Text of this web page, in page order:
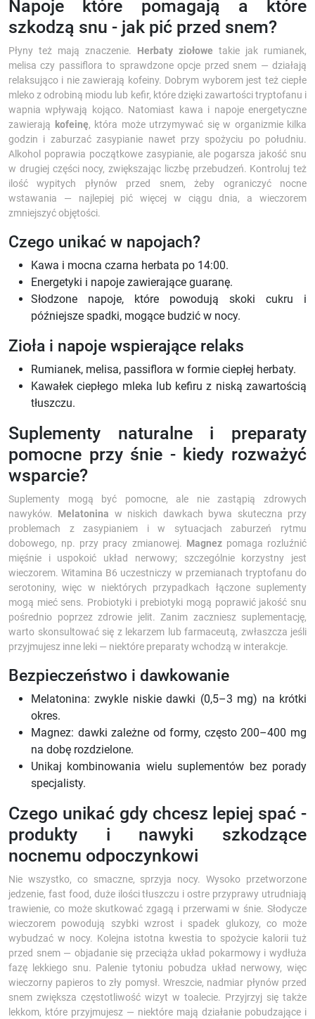
Napoje które pomagają a które
szkodzą snu - jak pić przed snem?
Płyny też mają znaczenie. Herbaty ziołowe takie jak rumianek,
melisa czy passiflora to sprawdzone opcje przed snem — działają
relaksująco i nie zawierają kofeiny. Dobrym wyborem jest też ciepłe
mleko z odrobiną miodu lub kefir, które dzięki zawartości tryptofanu i
wapnia wpływają kojąco. Natomiast kawa i napoje energetyczne
zawierają kofeinę, która może utrzymywać się w organizmie kilka
godzin i zaburzać zasypianie nawet przy spożyciu po południu.
Alkohol poprawia początkowe zasypianie, ale pogarsza jakość snu
w drugiej części nocy, zwiększając liczbę przebudzeń. Kontroluj też
ilość wypitych płynów przed snem, żeby ograniczyć nocne
wstawania — najlepiej pić więcej w ciągu dnia, a wieczorem
zmniejszyć objętości.
Czego unikać w napojach?
Kawa i mocna czarna herbata po 14:00.
Energetyki i napoje zawierające guaranę.
Słodzone napoje, które powodują skoki cukru i
późniejsze spadki, mogące budzić w nocy.
Zioła i napoje wspierające relaks
Rumianek, melisa, passiflora w formie ciepłej herbaty.
Kawałek ciepłego mleka lub kefiru z niską zawartością
tłuszczu.
Suplementy naturalne i preparaty
pomocne przy śnie - kiedy rozważyć
wsparcie?
Suplementy mogą być pomocne, ale nie zastąpią zdrowych
nawyków. Melatonina w niskich dawkach bywa skuteczna przy
problemach z zasypianiem i w sytuacjach zaburzeń rytmu
dobowego, np. przy pracy zmianowej. Magnezpomaga rozluźnić
mięśnie i uspokoić układ nerwowy; szczególnie korzystny jest
wieczorem. Witamina B6 uczestniczy w przemianach tryptofanu do
serotoniny, więc w niektórych przypadkach łączone suplementy
mogą mieć sens. Probiotyki i prebiotyki mogą poprawić jakość snu
pośrednio poprzez zdrowie jelit. Zanim zaczniesz suplementację,
warto skonsultować się z lekarzem lub farmaceutą, zwłaszcza jeśli
przyjmujesz inne leki — niektóre preparaty wchodzą w interakcje.
Bezpieczeństwo i dawkowanie
Melatonina: zwykle niskie dawki (0,5–3 mg) na krótki
okres.
Magnez: dawki zależne od formy, często 200–400 mg
na dobę rozdzielone.
Unikaj kombinowania wielu suplementów bez porady
specjalisty.
Czego unikać gdy chcesz lepiej spać -
produkty i nawyki szkodzące
nocnemu odpoczynkowi
Nie wszystko, co smaczne, sprzyja nocy. Wysoko przetworzone
jedzenie, fast food, duże ilości tłuszczu i ostre przyprawy utrudniają
trawienie, co może skutkować zgagą i przerwami w śnie. Słodycze
wieczorem powodują szybki wzrost i spadek glukozy, co może
wybudzać w nocy. Kolejna istotna kwestia to spożycie kalorii tuż
przed snem — objadanie się przeciąża układ pokarmowy i wydłuża
fazę lekkiego snu. Palenie tytoniu pobudza układ nerwowy, więc
wieczorny papieros to zły pomysł. Wreszcie, nadmiar płynów przed
snem zwiększa częstotliwość wizyt w toalecie. Przyjrzyj się także
lekkom, które przyjmujesz — niektóre mają działanie pobudzające i